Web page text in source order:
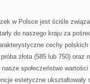
w Polsce jest ściśle
do naszego kraju za
cechy
złota (585 lub 750) oraz
społeczeństwo
estetyczne